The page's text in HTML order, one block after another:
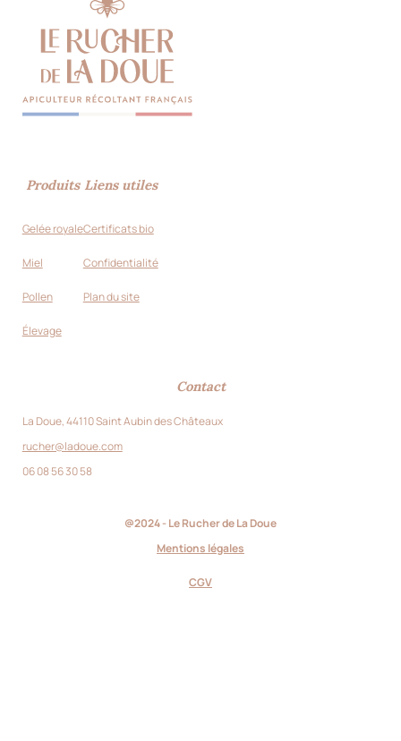
Produits
Gelée royale
Miel
Pollen
Élevage
Liens utiles
Certificats bio
Confidentialité
Plan du site
Contact
La Doue, 44110 Saint Aubin des Châteaux
rucher@ladoue.com
06 08 56 30 58
@2024 - Le Rucher de La Doue
Mentions légales
CGV